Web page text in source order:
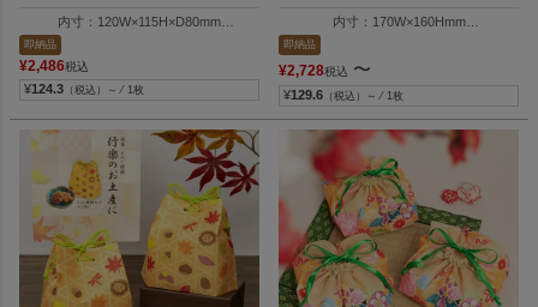
内寸：120W×115H×D80mm
外寸：120W×130H×D80mm
即納品
¥2,486税込
¥124.3 （税込）～ ⁄ 1枚
内寸：170W×160Hmm
即納品
¥2,728税込 〜
¥129.6 （税込）～ ⁄ 1枚